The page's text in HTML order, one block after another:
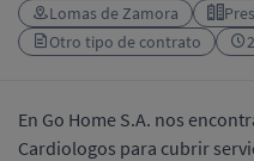
Lomas de Zamora
Otro tipo de contrato
En Go Home S.A. nos
Cardiologos para cubrir